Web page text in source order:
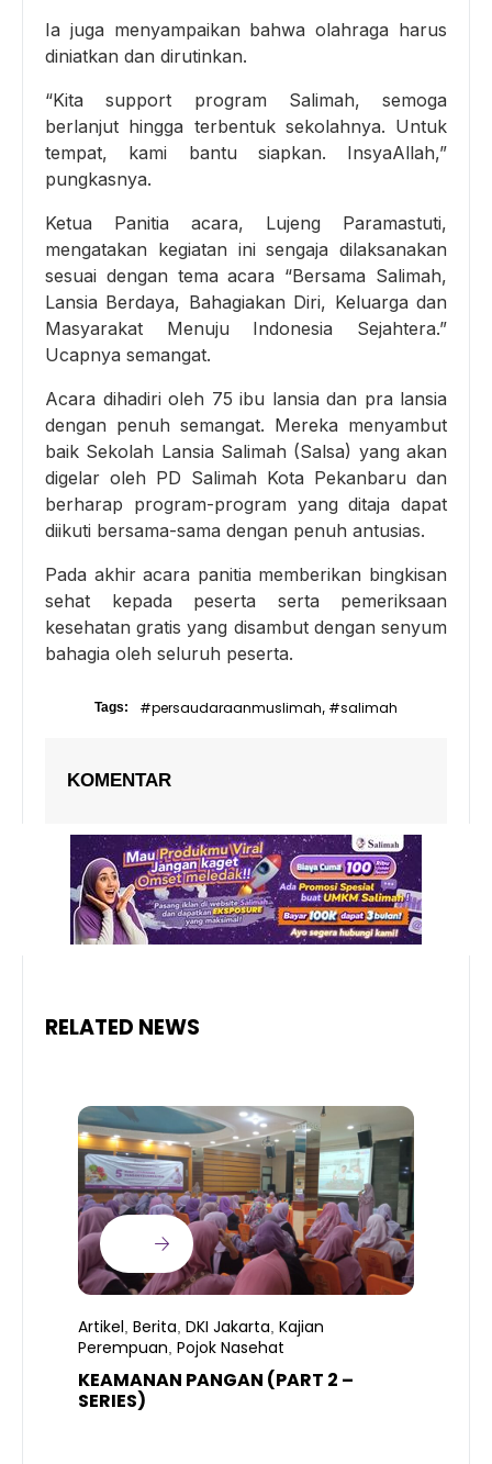
Ia juga menyampaikan bahwa olahraga harus
diniatkan dan dirutinkan.
“Kita support program Salimah, semoga
berlanjut hingga terbentuk sekolahnya. Untuk
tempat, kami bantu siapkan. InsyaAllah,”
pungkasnya.
Ketua Panitia acara, Lujeng Paramastuti,
mengatakan kegiatan ini sengaja dilaksanakan
sesuai dengan tema acara “Bersama Salimah,
Lansia Berdaya, Bahagiakan Diri, Keluarga dan
Masyarakat Menuju Indonesia Sejahtera.”
Ucapnya semangat.
Acara dihadiri oleh 75 ibu lansia dan pra lansia
dengan penuh semangat. Mereka menyambut
baik Sekolah Lansia Salimah (Salsa) yang akan
digelar oleh PD Salimah Kota Pekanbaru dan
berharap program-program yang ditaja dapat
diikuti bersama-sama dengan penuh antusias.
Pada akhir acara panitia memberikan bingkisan
sehat kepada peserta serta pemeriksaan
kesehatan gratis yang disambut dengan senyum
bahagia oleh seluruh peserta.
Tags: #persaudaraanmuslimah, #salimah
KOMENTAR
RELATED NEWS
Artikel Berita DKI Jakarta Kajian
Perempuan Pojok Nasehat
KEAMANAN PANGAN (PART 2 –
SERIES)